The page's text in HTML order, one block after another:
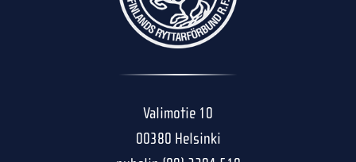
Valimotie 10
00380 Helsinki